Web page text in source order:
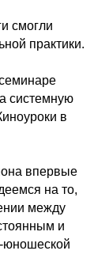
смогли
практики.
системную
в
впервые
на то,
между
и
юношеской